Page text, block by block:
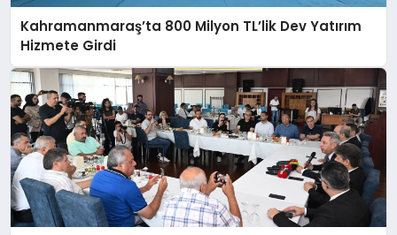
Kahramanmaraş’ta 800 Milyon TL’lik Dev Yatırım
Hizmete Girdi